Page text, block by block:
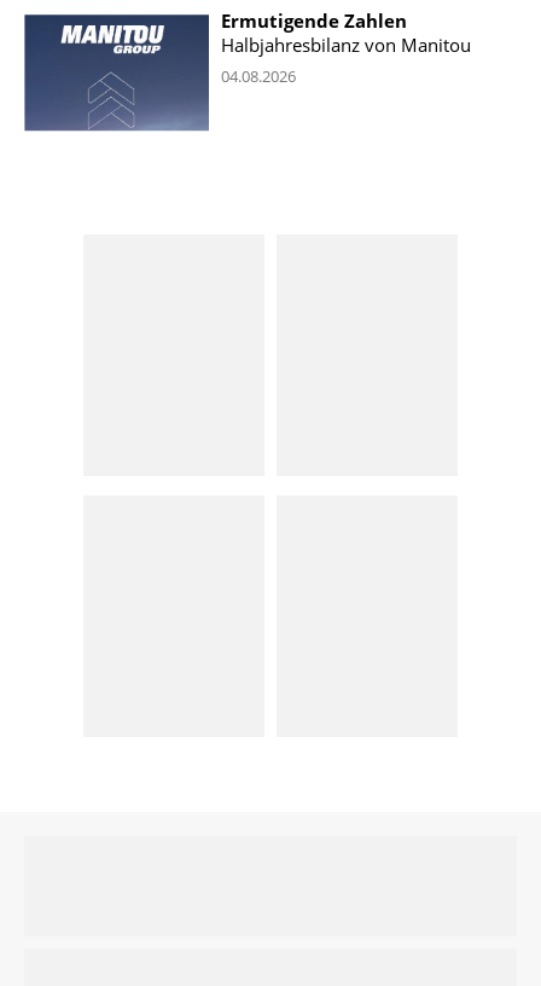
Ermutigende Zahlen
Halbjahresbilanz von Manitou
04.08.2026